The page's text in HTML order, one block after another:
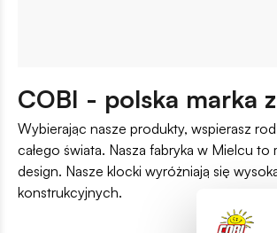
COBI - polska marka
Wybierając nasze produkty, wspierasz
całego świata. Nasza fabryka w Mielcu
design. Nasze klocki wyróżniają się
konstrukcyjnych.